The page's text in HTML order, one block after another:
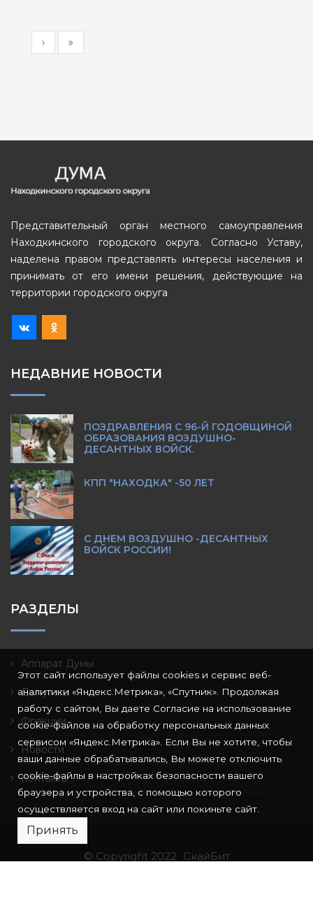
Представительный орган местного самоуправления
Находкинского городского округа. Согласно Уставу,
наделена правом представлять интересы населения и
принимать от его имени решения, действующие на
территории городского округа
НЕДАВНИЕ НОВОСТИ
ПОЗДРАВЛЕНИЯ С 96-Й ГОДОВЩИНОЙ
ОБРАЗОВАНИЯ ВОЗДУШНО-
ДЕСАНТНЫХ ВОЙСК.
КПП "НАХОДКА" -50 ЛЕТ
С ДНЕМ ВОЗДУШНО -ДЕСАНТНЫХ
ВОЙСК РОССИИ!
РАЗДЕЛЫ
Аппарат Думы
Депутаты
Фракции
Новости
Контакты
© Copyright 2022 СкайБит
Этот сайт использует файлы cookies и сервис веб-
аналитики «Яндекс.Метрика», «Спутник». Продолжая
работу с сайтом, Вы даете Согласие на использование
cookie-файлов на обработку персональных данных
сервисом «Яндекс.Метрика». Если Вы не хотите, чтобы
ваши данные обрабатывались, Вы можете отключить
cookie-файлы в настройках безопасности вашего
браузера и устройства, с помощью которого
осуществляется вход на сайт или покиньте сайт.
Принять